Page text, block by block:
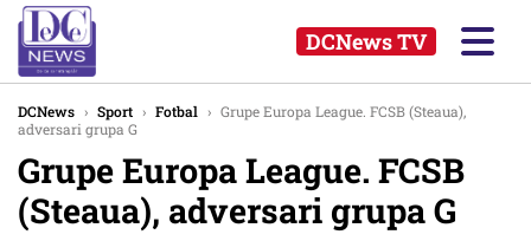
DCNews TV
DCNews › Sport › Fotbal › Grupe Europa League. FCSB (Steaua),
adversari grupa G
Grupe Europa League. FCSB
(Steaua), adversari grupa G